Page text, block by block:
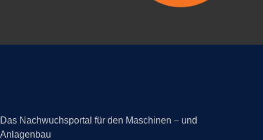
Das Nachwuchsportal für den Maschinen – und
Anlagenbau